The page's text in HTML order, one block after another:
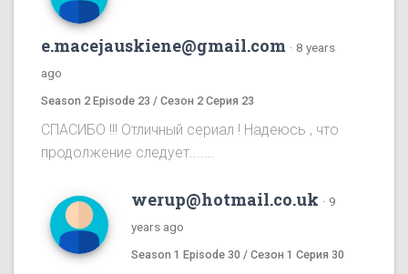
e.macejauskiene@gmail.com · 8 years
ago
Season 2 Episode 23 / Сезон 2 Серия 23
СПАСИБО !!! Отличный сериал ! Надеюсь , что
продолжение следует.......
werup@hotmail.co.uk · 9
years ago
Season 1 Episode 30 / Сезон 1 Серия 30